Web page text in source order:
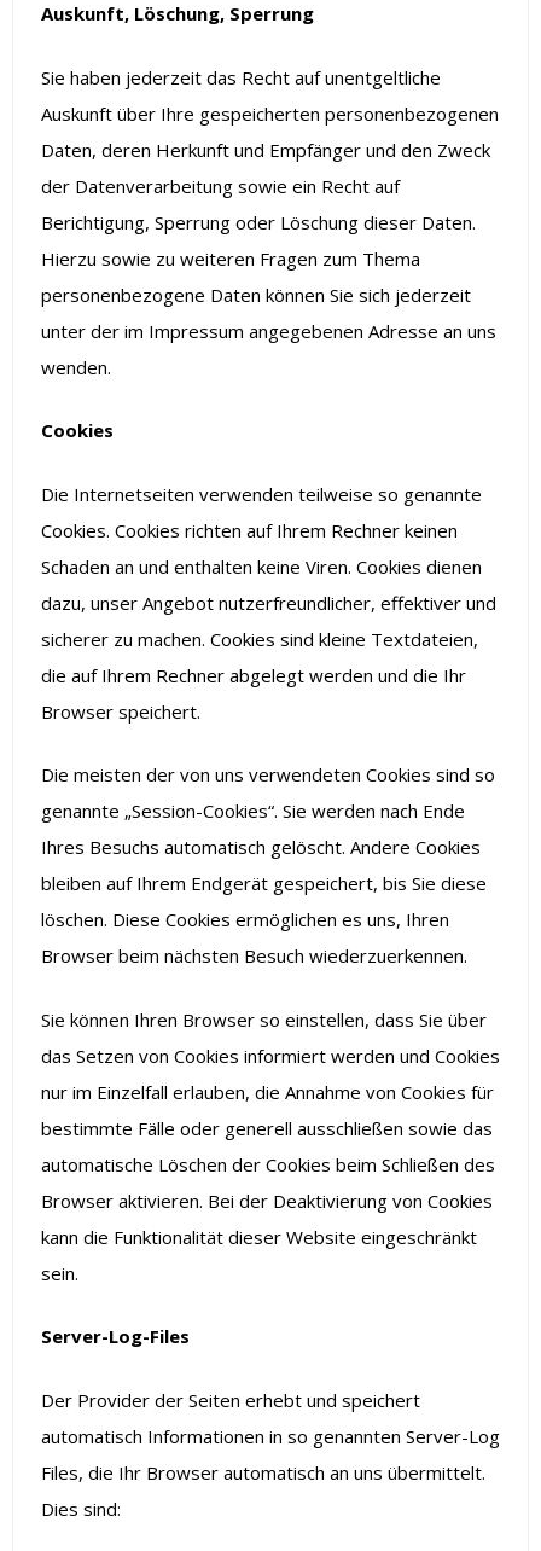
Auskunft, Löschung, Sperrung
Sie haben jederzeit das Recht auf unentgeltliche
Auskunft über Ihre gespeicherten personenbezogenen
Daten, deren Herkunft und Empfänger und den Zweck
der Datenverarbeitung sowie ein Recht auf
Berichtigung, Sperrung oder Löschung dieser Daten.
Hierzu sowie zu weiteren Fragen zum Thema
personenbezogene Daten können Sie sich jederzeit
unter der im Impressum angegebenen Adresse an uns
wenden.
Cookies
Die Internetseiten verwenden teilweise so genannte
Cookies. Cookies richten auf Ihrem Rechner keinen
Schaden an und enthalten keine Viren. Cookies dienen
dazu, unser Angebot nutzerfreundlicher, effektiver und
sicherer zu machen. Cookies sind kleine Textdateien,
die auf Ihrem Rechner abgelegt werden und die Ihr
Browser speichert.
Die meisten der von uns verwendeten Cookies sind so
genannte „Session-Cookies“. Sie werden nach Ende
Ihres Besuchs automatisch gelöscht. Andere Cookies
bleiben auf Ihrem Endgerät gespeichert, bis Sie diese
löschen. Diese Cookies ermöglichen es uns, Ihren
Browser beim nächsten Besuch wiederzuerkennen.
Sie können Ihren Browser so einstellen, dass Sie über
das Setzen von Cookies informiert werden und Cookies
nur im Einzelfall erlauben, die Annahme von Cookies für
bestimmte Fälle oder generell ausschließen sowie das
automatische Löschen der Cookies beim Schließen des
Browser aktivieren. Bei der Deaktivierung von Cookies
kann die Funktionalität dieser Website eingeschränkt
sein.
Server-Log-Files
Der Provider der Seiten erhebt und speichert
automatisch Informationen in so genannten Server-Log
Files, die Ihr Browser automatisch an uns übermittelt.
Dies sind: